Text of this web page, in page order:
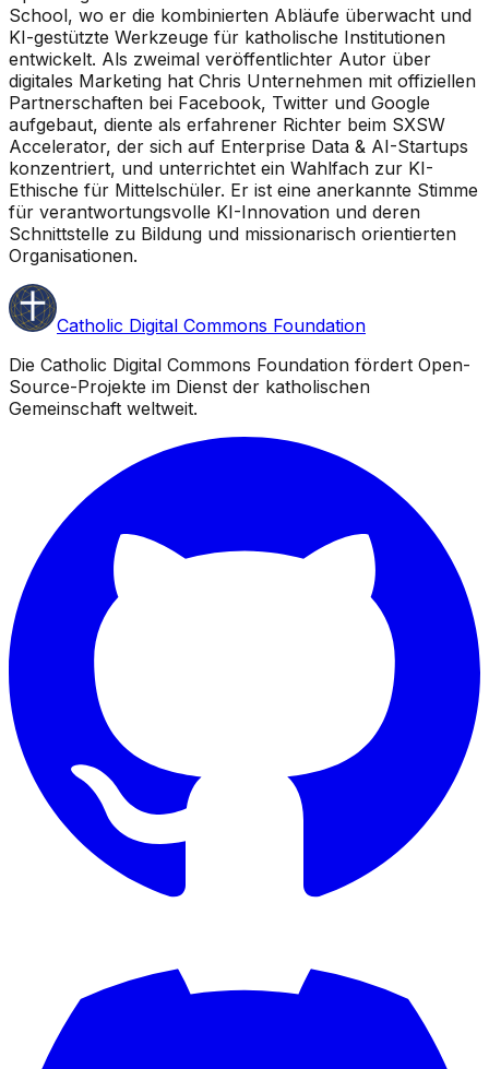
School, wo er die kombinierten Abläufe überwacht und
KI-gestützte Werkzeuge für katholische Institutionen
entwickelt. Als zweimal veröffentlichter Autor über
digitales Marketing hat Chris Unternehmen mit offiziellen
Partnerschaften bei Facebook, Twitter und Google
aufgebaut, diente als erfahrener Richter beim SXSW
Accelerator, der sich auf Enterprise Data & AI-Startups
konzentriert, und unterrichtet ein Wahlfach zur KI-
Ethische für Mittelschüler. Er ist eine anerkannte Stimme
für verantwortungsvolle KI-Innovation und deren
Schnittstelle zu Bildung und missionarisch orientierten
Organisationen.
Catholic Digital Commons Foundation
Die Catholic Digital Commons Foundation fördert Open-
Source-Projekte im Dienst der katholischen
Gemeinschaft weltweit.